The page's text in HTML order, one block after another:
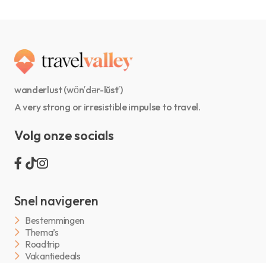
wanderlust (wŏn′dər-lŭst′)
A very strong or irresistible impulse to travel.
Volg onze socials
Snel navigeren
Bestemmingen
Thema’s
Roadtrip
Vakantiedeals